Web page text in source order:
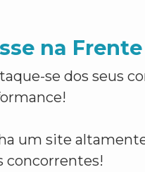
na
se dos seus
um site
concorrentes!